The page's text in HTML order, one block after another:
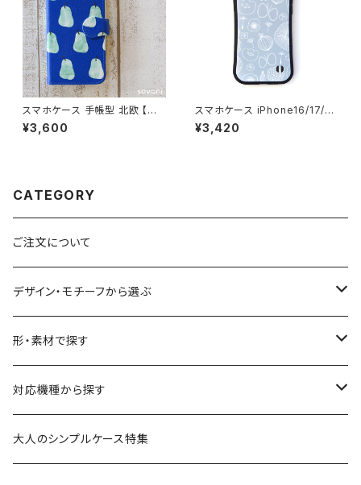
スマホケース 手帳型 北欧 【青
の洋ナシ】 iPhone17/16/15/S
E3/Android カード収納 スタン
¥3,600
スマホケース iPhone16/17/1
5/14/SE3 グリップケース 北欧
花柄 耐衝撃 持ちやすい【ひだま
¥3,420
CATEGORY
ご注文について
デザイン・モチーフから選ぶ
花柄・植物
生き物
食べ物
形・素材で探す
透明・クリアケース（ハードケース）
透明・ソフトケース（柔らか素材）
対応機種から探す
iPhone 17 シリーズ
大人のシンプルケース特集